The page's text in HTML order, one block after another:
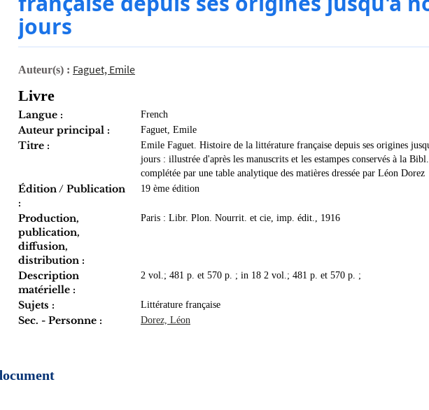
jours
Auteur(s) : Faguet, Emile
Livre
Langue : French
Auteur principal : Faguet, Emile
Titre :
Emile Faguet. Histoire de la littérature française depuis ses origines
jours : illustrée d'après les manuscrits et les estampes conservés à la
complétée par une table analytique des matières dressée par Léon Dorez
Édition / Publication
:
19 ème édition
Production,
publication,
diffusion,
distribution :
Paris : Libr. Plon. Nourrit. et cie, imp. édit., 1916
Description
matérielle :
2 vol.; 481 p. et 570 p. ; in 18 2 vol.; 481 p. et 570 p. ;
Sujets : Littérature française
Sec. - Personne : Dorez, Léon